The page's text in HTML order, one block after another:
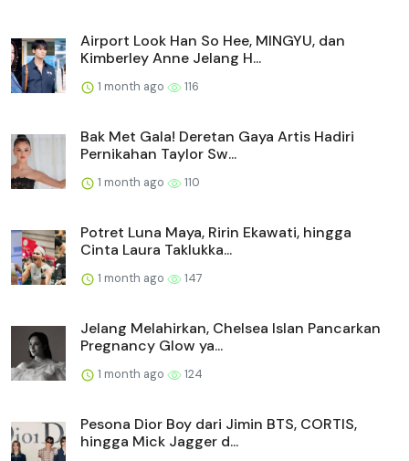
Airport Look Han So Hee, MINGYU, dan
Kimberley Anne Jelang H...
1 month ago 116
Bak Met Gala! Deretan Gaya Artis Hadiri
Pernikahan Taylor Sw...
1 month ago 110
Potret Luna Maya, Ririn Ekawati, hingga
Cinta Laura Taklukka...
1 month ago 147
Jelang Melahirkan, Chelsea Islan Pancarkan
Pregnancy Glow ya...
1 month ago 124
Pesona Dior Boy dari Jimin BTS, CORTIS,
hingga Mick Jagger d...